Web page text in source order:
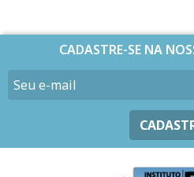
CADASTRE-SE NA